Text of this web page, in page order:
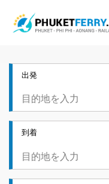
出発
到着